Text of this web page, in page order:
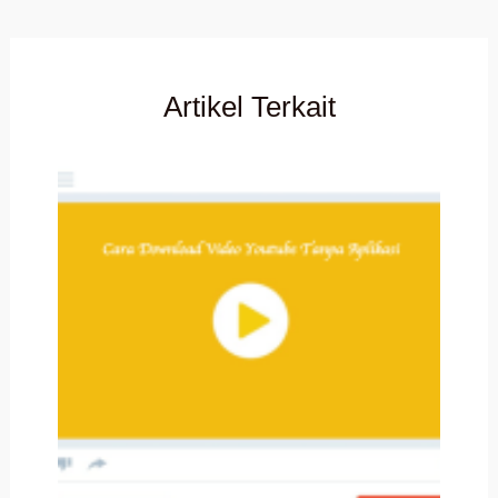
Artikel Terkait